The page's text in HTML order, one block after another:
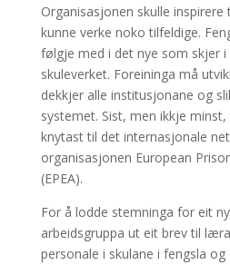
Organisasjonen skulle inspirere
kunne verke noko tilfeldige.
følgje med i det nye som skjer
skuleverket. Foreininga må
dekkjer alle institusjonane og
systemet. Sist, men ikkje
knytast til det internasjonale
organisasjonen European
(EPEA).
For å lodde stemninga for eit
arbeidsgruppa ut eit brev til
personale i skulane i fengsla